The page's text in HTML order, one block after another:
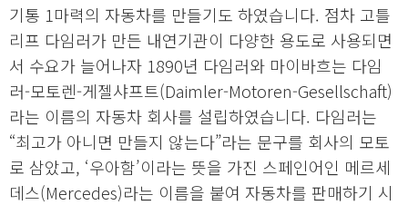
기통 1마력의 자동차를 만들기도 하였습니다. 점차 고틀
리프 다임러가 만든 내연기관이 다양한 용도로 사용되면
서 수요가 늘어나자 1890년 다임러와 마이바흐는 다임
러-모토렌-게젤샤프트(Daimler-Motoren-Gesellschaft)
라는 이름의 자동차 회사를 설립하였습니다. 다임러는
“최고가 아니면 만들지 않는다”라는 문구를 회사의 모토
로 삼았고, ‘우아함’이라는 뜻을 가진 스페인어인 메르세
데스(Mercedes)라는 이름을 붙여 자동차를 판매하기 시